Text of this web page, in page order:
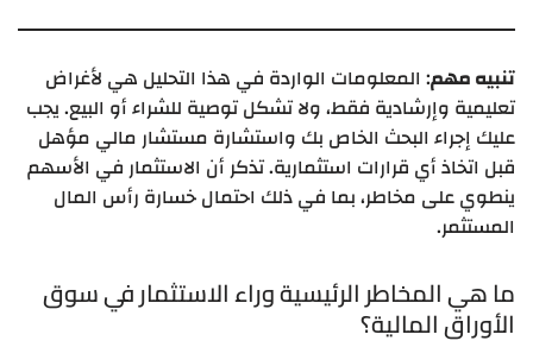
تنبيه مهم: المعلومات الواردة في هذا التحليل هي لأغراض
تعليمية وإرشادية فقط، ولا تشكل توصية للشراء أو البيع. يجب
عليك إجراء البحث الخاص بك واستشارة مستشار مالي مؤهل
قبل اتخاذ أي قرارات استثمارية. تذكر أن الاستثمار في الأسهم
ينطوي على مخاطر، بما في ذلك احتمال خسارة رأس المال
المستثمر.
ما هي المخاطر الرئيسية وراء الاستثمار في سوق
الأوراق المالية؟